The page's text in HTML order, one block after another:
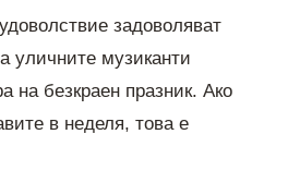
задоволяват
уличните музиканти
на безкраен празник. Ако
в неделя, това е